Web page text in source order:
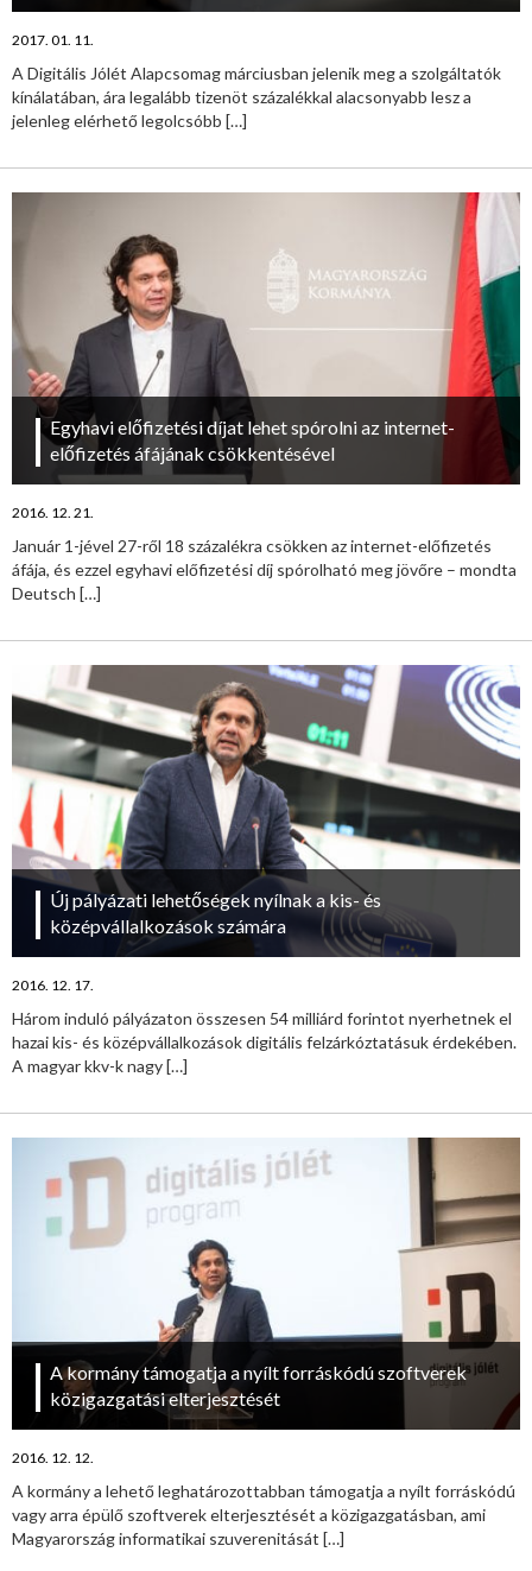
2017. 01. 11.
A Digitális Jólét Alapcsomag márciusban jelenik meg a szolgáltatók
kínálatában, ára legalább tizenöt százalékkal alacsonyabb lesz a
jelenleg elérhető legolcsóbb […]
Egyhavi előfizetési díjat lehet spórolni az internet-
előfizetés áfájának csökkentésével
2016. 12. 21.
Január 1-jével 27-ről 18 százalékra csökken az internet-előfizetés
áfája, és ezzel egyhavi előfizetési díj spórolható meg jövőre – mondta
Deutsch […]
Új pályázati lehetőségek nyílnak a kis- és
középvállalkozások számára
2016. 12. 17.
Három induló pályázaton összesen 54 milliárd forintot nyerhetnek el
hazai kis- és középvállalkozások digitális felzárkóztatásuk érdekében.
A magyar kkv-k nagy[…]
A kormány támogatja a nyílt forráskódú szoftverek
közigazgatási elterjesztését
2016. 12. 12.
A kormány a lehető leghatározottabban támogatja a nyílt forráskódú
vagy arra épülő szoftverek elterjesztését a közigazgatásban, ami
Magyarország informatikai szuverenitását […]